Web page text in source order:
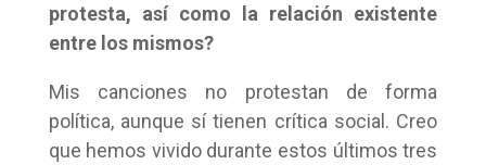
protesta, así como la relación existente
entre los mismos?
Mis canciones no protestan de forma
política, aunque sí tienen crítica social. Creo
que hemos vivido durante estos últimos tres